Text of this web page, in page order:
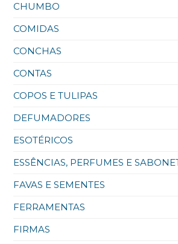
CHUMBO
COMIDAS
CONCHAS
CONTAS
COPOS E TULIPAS
DEFUMADORES
ESOTÉRICOS
ESSÊNCIAS, PERFUMES E
FAVAS E SEMENTES
FERRAMENTAS
FIRMAS